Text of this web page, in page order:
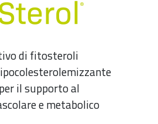
di fitosteroli
il supporto al
e metabolico